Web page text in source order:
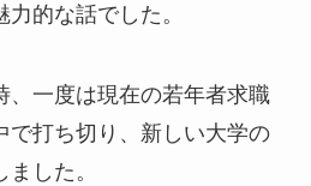
的な話でした。
、一度は現在の若年者求職
で打ち切り、新しい大学の
した。